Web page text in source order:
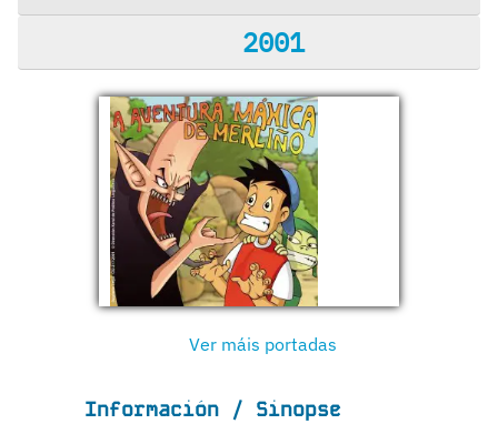
2001
Ver máis portadas
Información / Sinopse